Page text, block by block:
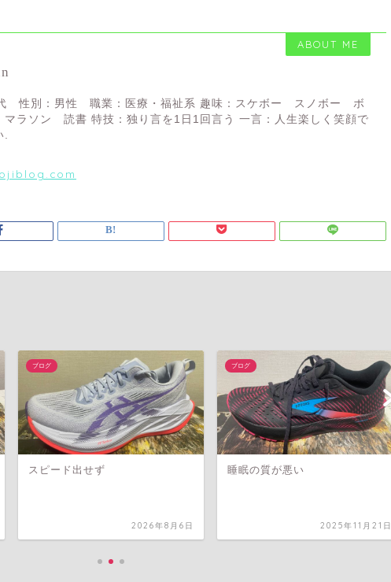
ABOUT ME
性別：男性 職業：医療・福祉系 趣味：スケボー スノボー ボ
ラソン 読書 特技：独り言を1日1回言う 一言：人生楽しく笑顔で
ブログ
スピード出せず
2026年8月6日
ブログ
睡眠の質が悪い
2025年11月21日